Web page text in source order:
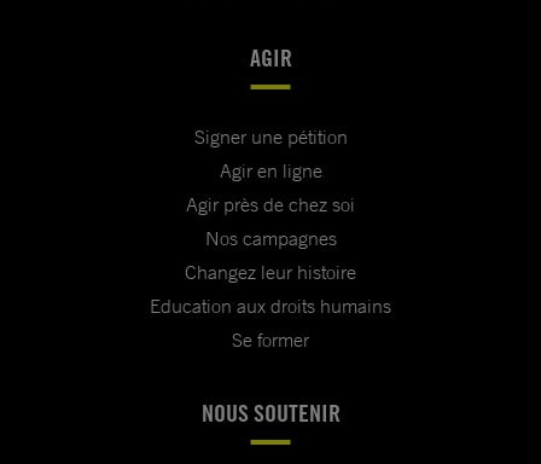
AGIR
Signer une pétition
Agir en ligne
Agir près de chez soi
Nos campagnes
Changez leur histoire
Education aux droits humains
Se former
NOUS SOUTENIR